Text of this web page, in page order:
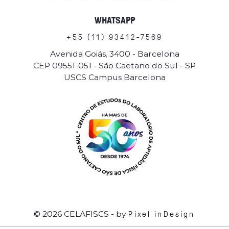
© 2026 CELAFISCS - by Pixel inDesign
WHATSAPP
+55 (11 ) 9341 2-7569
Avenida Goiás, 3400 - Barcelona
CEP 09551-051 - São Caetano do Sul - SP
USCS Campus Barcelona